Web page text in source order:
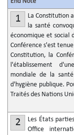
1
La Constitution
la santé
économique et social
Conférence s'est
Constitution, la
l'établissement
mondiale de la
d'hygiène publique.
Traités des Nations
2
Les États
Office